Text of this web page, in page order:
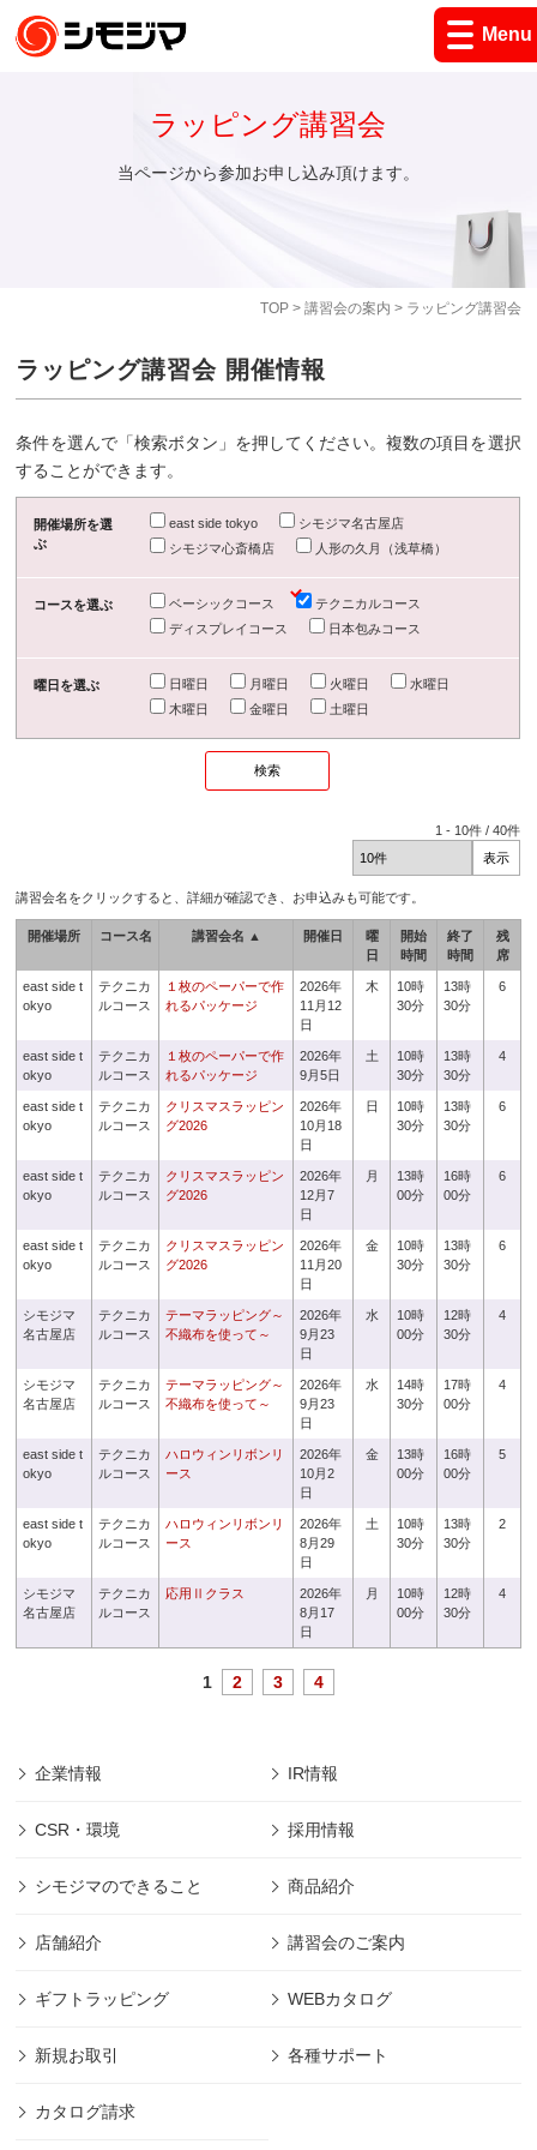
Menu
TOP> 講習会の案内 > ラッピング講習会
ラッピング講習会
当ページから参加お申し込み頂けます。
ラッピング講習会 開催情報
条件を選んで「検索ボタン」を押してください。複数の項目を選択
することができます。
開催場所を選
ぶ
east side tokyo
シモジマ名古屋店
シモジマ心斎橋店
人形の久月（浅草橋）
コースを選ぶ ベーシックコース
テクニカルコース
ディスプレイコース
日本包みコース
曜日を選ぶ 日曜日 月曜日 火曜日
水曜日
木曜日
金曜日 土曜日
1 - 10件 /40件
講習会名をクリックすると、詳細が確認でき、お申込みも可能です。
開催場所 コース名 講習会名 ▲ 開催日
曜
日
開始
時間
終了
時間
残
席
east side t
okyo
テクニカ
ルコース
１枚のペーパーで作
れるパッケージ
2026年
11月12
日
木
10時
30分
13時
30分
6
east side t
okyo
テクニカ
ルコース
１枚のペーパーで作
れるパッケージ
2026年
9月5日
土
10時
30分
13時
30分
4
east side t
okyo
テクニカ
ルコース
クリスマスラッピン
グ2026
2026年
10月18
日
日
10時
30分
13時
30分
6
east side t
okyo
テクニカ
ルコース
クリスマスラッピン
グ2026
2026年
12月7
日
月
13時
00分
16時
00分
6
east side t
okyo
テクニカ
ルコース
クリスマスラッピン
グ2026
2026年
11月20
日
金
10時
30分
13時
30分
6
シモジマ
名古屋店
テクニカ
ルコース
テーマラッピング～
不織布を使って～
2026年
9月23
日
水
10時
00分
12時
30分
4
シモジマ
名古屋店
テクニカ
ルコース
テーマラッピング～
不織布を使って～
2026年
9月23
日
水
14時
30分
17時
00分
4
east side t
okyo
テクニカ
ルコース
ハロウィンリボンリ
ース
2026年
10月2
日
金
13時
00分
16時
00分
5
east side t
okyo
テクニカ
ルコース
ハロウィンリボンリ
ース
2026年
8月29
日
土
10時
30分
13時
30分
2
シモジマ
名古屋店
テクニカ
ルコース
応用Ⅱクラス
2026年
8月17
日
月
10時
00分
12時
30分
4
1 2 3 4
企業情報 IR情報
CSR・環境 採用情報
シモジマのできること 商品紹介
店舗紹介 講習会のご案内
ギフトラッピング WEBカタログ
新規お取引 各種サポート
カタログ請求